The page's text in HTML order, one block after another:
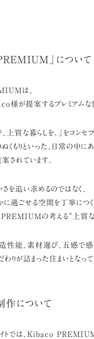
」について
は、
が提案するプレミアムな住
上質な暮らしを。」をコンセプ
くもりといった、日常の中に
されています。
を追い求めるのではなく、
過ごせる空間を丁寧につくり
の考える“上質な
能、素材選び、五感で感じ
りが詰まった住まいとなって
作について
トでは、Kibaco